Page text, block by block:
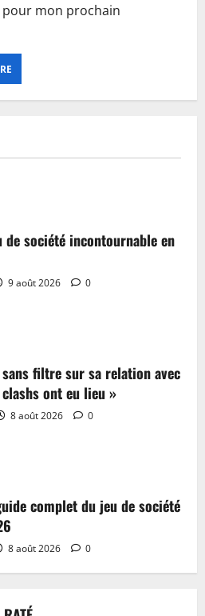
mon prochain
société incontournable en
9 août 2026 0
filtre sur sa relation avec
ont eu lieu »
8 août 2026 0
complet du jeu de société
8 août 2026 0